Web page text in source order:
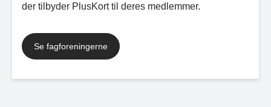
der tilbyder PlusKort til deres medlemmer.
Se fagforeningerne